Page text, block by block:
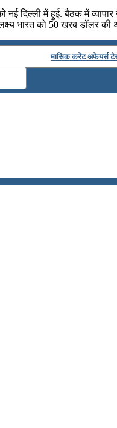
में हुई. बैठक में व्‍यापार
भारत को 50 खरब डॉलर की
मासिक करेंट अफेयर्स